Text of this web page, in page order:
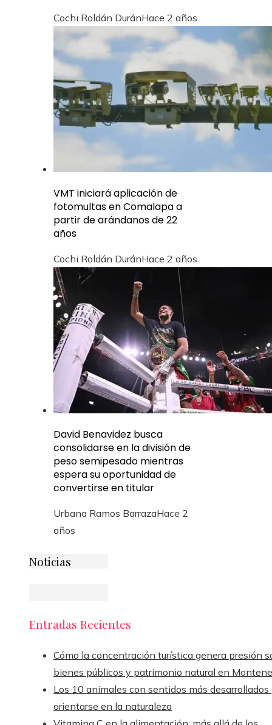
Cochi Roldán DuránHace 2 años
VMT iniciará aplicación de
fotomultas en Comalapa a
partir de arándanos de 22
años
Cochi Roldán DuránHace 2 años
David Benavidez busca
consolidarse en la división de
peso semipesado mientras
espera su oportunidad de
convertirse en titular
Urbana Ramos BarrazaHace 2
años
Noticias
Entradas Recientes
Cómo la concentración turística genera presión
bienes públicos y patrimonio natural en
Los 10 animales con sentidos más desarrollados
orientarse en la naturaleza